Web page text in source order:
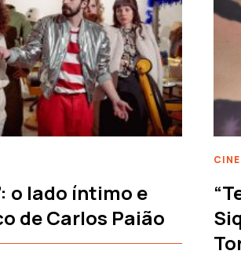
o lado íntimo e
de Carlos Paião